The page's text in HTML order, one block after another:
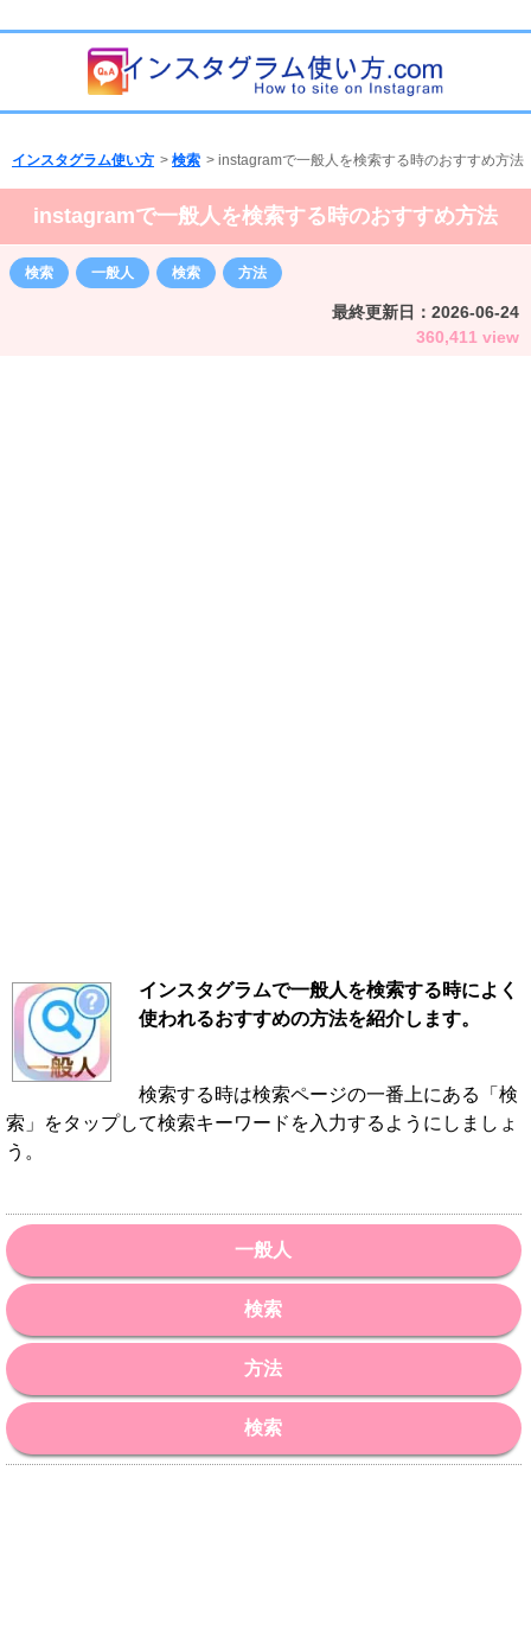
インスタグラム使い方 > 検索 > instagramで一般人を検索する時のおすすめ方法
instagramで一般人を検索する時のおすすめ方法
検索 一般人 検索 方法
最終更新日： 2026-06-24
360,411 view
インスタグラムで一般人を検索する時によく
使われるおすすめの方法を紹介します。
検索する時は検索ページの一番上にある「検
索」をタップして検索キーワードを入力するようにしましょ
う。
一般人
検索
方法
検索